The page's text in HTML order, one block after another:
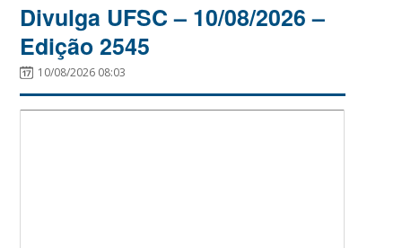
Divulga UFSC – 10/08/2026 –
Edição 2545
10/08/2026 08:03